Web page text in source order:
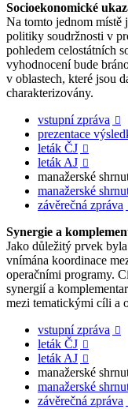
Socioekonomické
Na tomto jednom místě
politiky soudržnosti v
pohledem celostátních
vyhodnocení bude
v oblastech, které jsou
charakterizovány.
vstupní zpráva 
prezentace
leták ČJ 
leták AJ 
manažerské
manažerské
závěrečná zpráva
Synergie a
Jako důležitý prvek
vnímána koordinace
operačními programy.
synergií a
mezi tematickými cíli a
vstupní zpráva 
leták ČJ 
leták AJ 
manažerské
manažerské
závěrečná zpráva